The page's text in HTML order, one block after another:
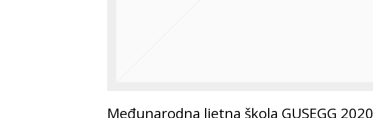
Međunarodna ljetna škola GUSEGG 2020